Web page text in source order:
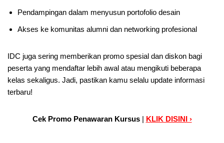
Pendampingan dalam menyusun portofolio desain
Akses ke komunitas alumni dan networking profesional
IDC juga sering memberikan promo spesial dan diskon bagi
peserta yang mendaftar lebih awal atau mengikuti beberapa
kelas sekaligus. Jadi, pastikan kamu selalu update informasi
terbaru!
Cek Promo Penawaran Kursus | KLIK DISINI ›